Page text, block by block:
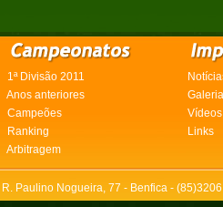
1ª Divisão 2011
Anos anteriores
Campeões
Vídeos
Ranking
Links
Arbitragem
R. Paulino Nogueira, 77 - Benfica -